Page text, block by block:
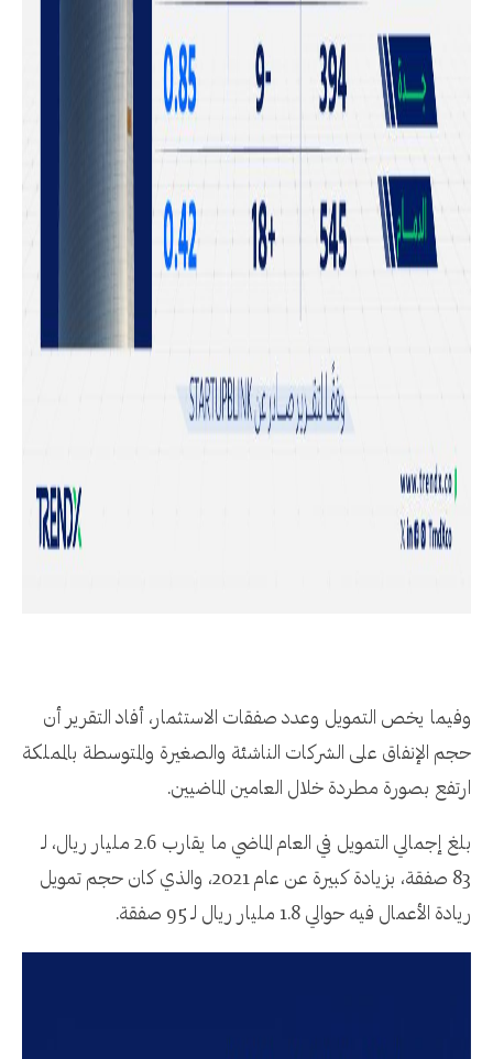
وفيما يخص التمويل وعدد صفقات الاستثمار، أفاد التقرير أن
حجم الإنفاق على الشركات الناشئة والصغيرة والمتوسطة بالمملكة
ارتفع بصورة مطردة خلال العامين الماضيين.
بلغ إجمالي التمويل في العام الماضي ما يقارب 2.6 مليار ريال، لـ
83 صفقة، بزيادة كبيرة عن عام 2021، والذي كان حجم تمويل
ريادة الأعمال فيه حوالي 1.8 مليار ريال لـ 95 صفقة.